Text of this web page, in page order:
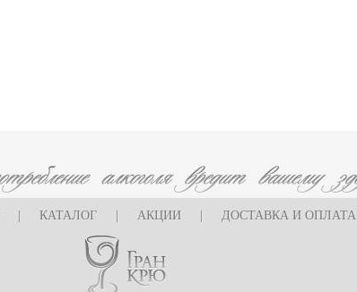
КАТАЛОГ АКЦИИ ДОСТАВКА И ОПЛАТА